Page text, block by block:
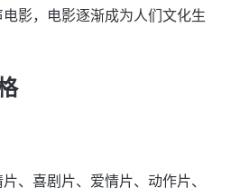
影，电影逐渐成为人们文化生
、喜剧片、爱情片、动作片、